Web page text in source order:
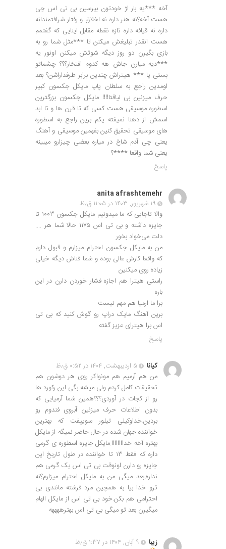
آخه ***یه بار اژ خودتون بپرسین بی تی اس چی
هست آخه؟نه هنر داره نه اخلاق و رفتار شرافتمندانه
داره نه قیافه داره تازه نقطه مقابل اینایی که گفتمم
هست انقدر تبلیغش میکنن تا ***مثل شما رو به
بازی بگیرن دو روز دیگه شوتش میکنن اونور یه
***دیه میارن جاش. هه کدوم افتخار؟؟؟ چشماتو
بستی یا *** هیتراش چندین برابر طرفداراشن؟ بعد
اومدین راجع به سلطان پاپ مایکل جکسون کبیر
حرف میزنین بی لیاقتا!!!! مایکل جکسون بزرگترین
اسطوره موسیقی هست کسی که تا قرن ها و تا ابد
اسمش از دهنا نمیفته یکم برین راجع به اسطوره
های موسیقی تحقیق کنین بفهمین موسیقی و آهنگ
یعنی چی آدم شاخ در میاره بعضی چیزارو میبینه
یعنی شما واقعا ****؟
پاسخ
anita afrashtemehr
۱۹ شهریور, ۱۴۰۳ در ۱۱:۰۵ ق٫ظ
والا تاجایی که ما میدونیم مایکل جکسون ۱۰۰۳ تا
جایزه داشته و بی تی اس ۱۱۷۵ حالا شما هر ….
دلت می‌خواد بخور
من به مایکل جکسون احترام میزارم و قبول دارم
که واقعا کارش عالی بوده و شما فناش دیگه خیلی
زیاده روی میکنین
راستی هیترا هم اجازه فشار خوردن دارن در این
باره
برا ما ارمیا هم مهم نیست
برین آهنگ مایک دراپ رو گوش کنید که بی تی
اس برا هیترای عزیز گفته
پاسخ
کیانا
۵ اردیبهشت, ۱۴۰۴ در ۰:۵۲ ق٫ظ
من هم آرمیم هم مونواکر روی هر دوشون هم
تحقیقات کامل کردم ولی میشه بگی این رکورد ها
رو از کجات در آوردی؟؟؟همین شما آرمیایی که
بدون اطلاعات حرف میزنین آبروی فندوم رو
بردین.خداوکیلی تیلور سوییفت که بهترین
خواننده جهان شده در حال حاضر نمیگه از مایکل
بهتره آخه خداااااااا.مایکل جایزه اسطوره ی گرمی
داره که فقط ۱۳ تا خواننده در طول تاریخ این
جایزه رو دارن اونوقت بی تی اس یک گرمی هم
نداره.بعد میگی من به مایکل احترام میزارم؟نه
ترو خدا بیا به همچین مرد فرشته مانندی بی
احترامی هم بکن.خود بی تی اس از مایکل الهام
میگیرن بعد تو میگی بی تی اس بهترههههه
زیبا ۹ آبان, ۱۴۰۴ در ۱:۳۷ ق٫ظ